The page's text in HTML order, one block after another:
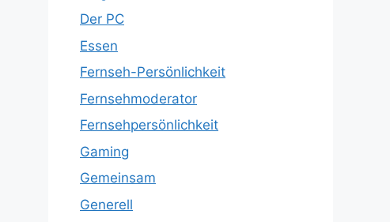
Der PC
Essen
Fernseh-Persönlichkeit
Fernsehmoderator
Fernsehpersönlichkeit
Gaming
Gemeinsam
Generell